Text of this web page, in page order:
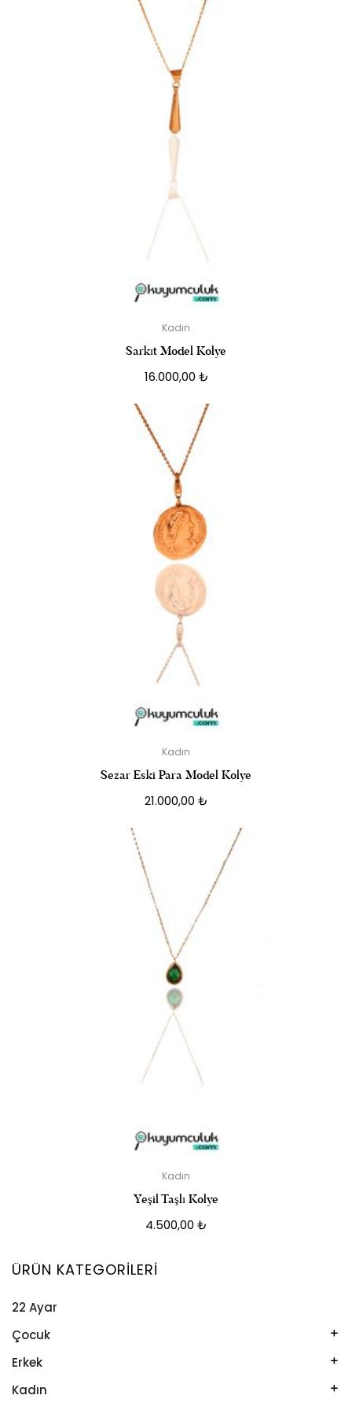
Kadın
Sarkıt Model Kolye
16.000,00 ₺
Kadın
Sezar Eski Para Model Kolye
21.000,00 ₺
Kadın
Yeşil Taşlı Kolye
4.500,00 ₺
ÜRÜN KATEGORILERI
22 Ayar
Çocuk
Kelepçe
Kolye
Erkek
Kelepçe
Kadın